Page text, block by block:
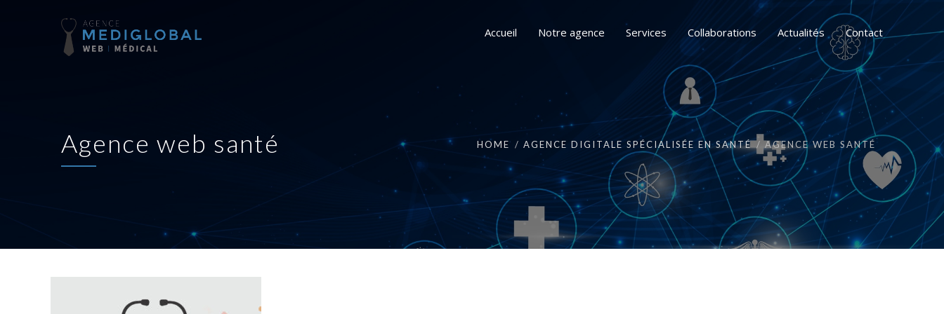
Accueil Notre agence Services Collaborations Actualités Contact
Agence web santé HOME AGENCE DIGITALE SPÉCIALISÉE EN SANTÉ AGENCE WEB SANTÉ